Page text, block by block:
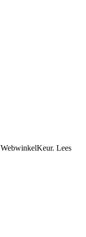
WebwinkelKeur. Lees